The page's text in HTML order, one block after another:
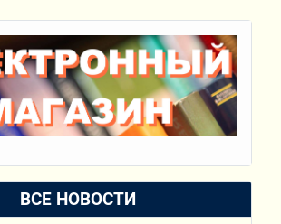
ВСЕ НОВОСТИ